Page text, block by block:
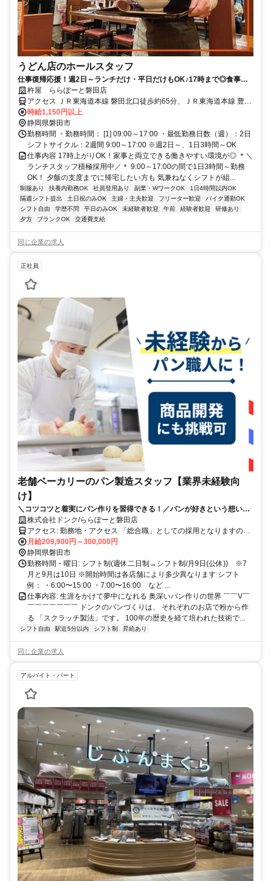
うどん店のホールスタッフ
仕事復帰応援！週2日～ランチだけ・平日だけもOK♪17時まで◎食事補
助有◎ブランクも丁寧な研修で安心
杵屋 ららぽーと磐田店
アクセス ＪＲ東海道本線 磐田北口徒歩約65分、ＪＲ東海道本線 豊田
町北口徒歩約67分、ＪＲ東海道本線 御厨（静岡県）西口徒歩約84分
時給1,150円以上
静岡県磐田市
勤務時間 ・勤務時間： [1] 09:00～17:00 ・最低勤務日数（週）：2日
シフトサイクル：2週間 9:00～17:00 ※週2日～、1日3時間～OK
仕事内容 17時上がりOK！家事と両立できる働きやすい環境が◎ ＊＼
ランチスタッフ積極採用中／＊ 9:00～17:00の間で1日3時間～勤務
OK！ 夕飯の支度までに帰宅したい方も 気兼ねなくシフトが組...
制服あり 扶養内勤務OK 社員登用あり 副業・WワークOK
1日4時間以内OK
隔週シフト提出
土日祝のみOK 主婦・主夫歓迎 フリーター歓迎
バイク通勤OK
シフト自由
学歴不問 平日のみOK 未経験者歓迎 午前 経験者歓迎
研修あり
夕方
ブランクOK 交通費支給
同じ企業の求人
正社員
老舗ベーカリーのパン製造スタッフ【業界未経験向
け】
＼コツコツと着実にパン作りを習得できる！／パンが好きという想いを
仕事に。
株式会社ドンク/ららぽーと磐田店
アクセス: 勤務地・アクセス 「総合職」としての採用となりますの
で、 将来的にはキャリア形成のための職種変更や、 転居を伴う異動
の可能性もございます。 ●初期配属について 最初の配属店舗について
は、 入社前に希望勤務地をお伺いの上、可能な限り考慮いたします
が、 ご希望や各店の欠員状況を総合的に勘案し、最終決定させてい
ただきます。 ●店舗異動について 一般社員の間は2～3年に一度の間
隔で、 近隣への店舗異動の可能性がございます。 ただし、その際は
ご本人のご事情・希望を確認しながら、 最終的に異動先の決定をさ
せていただいています。 ●勤務先へのアクセス 各店舗最寄駅から徒歩
圏内の立地がほとんどです。 ※一部郊外の店舗もあります。 ※詳し
くはお気軽にお問合せください。
月給209,900円～300,000円
静岡県磐田市
勤務時間・曜日: シフト制(週休二日制→シフト制/月9日(公休)) ※7
月と9月は10日 ※開始時間は各店舗により多少異なります シフト
例： ・6:00〜15:00 ・7:00〜16:00 など ...
仕事内容: 生涯をかけて夢中になれる 奥深いパン作りの世界 ￣￣V￣
￣￣￣￣￣￣￣ ドンクのパンづくりは、 それぞれのお店で粉から作
る 「スクラッチ製法」です。 100年の歴史を経て培われた技術で...
シフト自由 駅近5分以内 シフト制 昇給あり
同じ企業の求人
アルバイト・パート